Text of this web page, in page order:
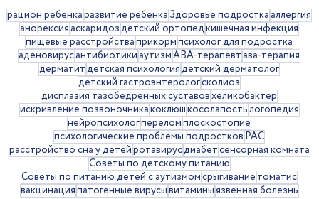
Рвота у детей: когда стоит
обращаться к врачу
рацион ребенкаразвитие ребенка Здоровье подросткааллергия
анорексияаскаридоздетский ортопедкишечная инфекция
пищевые расстройстваприкормпсихолог для подростка
аденовирусантибиотикиаутизмАВА-терапевтава-терапия
дерматитдетская психологиядетский дерматолог
детский гастроэнтерологсколиоз
дисплазия тазобедренных суставовхеликобактер
искривление позвоночникакоклюшкосолапостьлогопедия
нейропсихологпереломплоскостопие
психологические проблемы подростков РАС
расстройство сна у детейротавирусдиабетсенсорная комната
Советы по детскому питанию
Советы по питанию детей с аутизмомсрыгивание томатис
вакцинацияпатогенные вирусывитаминыязвенная болезнь